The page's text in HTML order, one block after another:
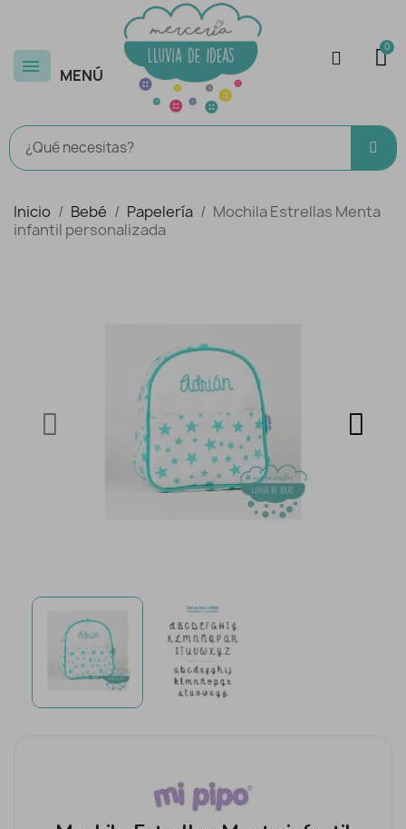
MENÚ
Inicio Bebé Papelería
Mochila Estrellas Menta
infantil personalizada